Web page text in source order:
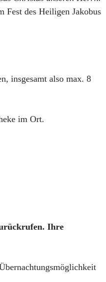
Fest des Heiligen Jakobus
insgesamt also max. 8
im Ort.
Ihre